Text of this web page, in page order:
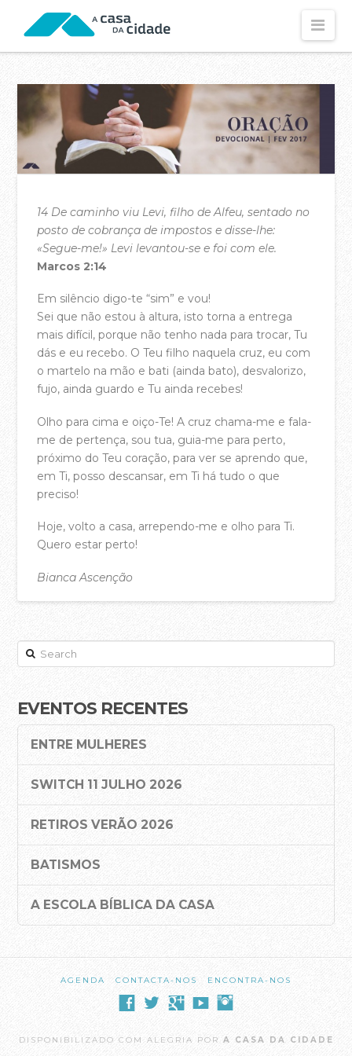
Visão e Missão
Os Nossos Valores
Os Nossos Propósitos
Fundamentos Dos Estatutos
As Nossas Contas (2024)
Política de Privacidade
Equipa Pastoral
Agenda
Registo Membros da Casa da Cidade
Celebrações de Domingo
Pequenos Grupos
Crianças
Jovens e Adolescentes
Casais
A Escola Bíblica da Casa
Áreas de Serviço
Projeto de Missões
Refletir
Oração Online – Quintas 21h30
QUERO CONTRIBUIR
Pregações – Spotify
14 De caminho viu Levi, filho de Alfeu, sentado no
posto de cobrança de impostos e disse-lhe:
«Segue-me!» Levi levantou-se e foi com ele.
Marcos 2:14
Em silêncio digo-te “sim” e vou!
Sei que não estou à altura, isto torna a entrega
mais difícil, porque não tenho nada para trocar, Tu
dás e eu recebo. O Teu filho naquela cruz, eu com
o martelo na mão e bati (ainda bato), desvalorizo,
fujo, ainda guardo e Tu ainda recebes!
Olho para cima e oiço-Te! A cruz chama-me e fala-
me de pertença, sou tua, guia-me para perto,
próximo do Teu coração, para ver se aprendo que,
em Ti, posso descansar, em Ti há tudo o que
preciso!
Hoje, volto a casa, arrependo-me e olho para Ti.
Quero estar perto!
Bianca Ascenção
acasadac 02.08.2017
Search
EVENTOS RECENTES
ENTRE MULHERES
SWITCH 11 JULHO 2026
RETIROS VERÃO 2026
BATISMOS
A ESCOLA BÍBLICA DA CASA
AGENDA CONTACTA-NOS ENCONTRA-NOS
DISPONIBILIZADO COM ALEGRIA POR A CASA DA CIDADE